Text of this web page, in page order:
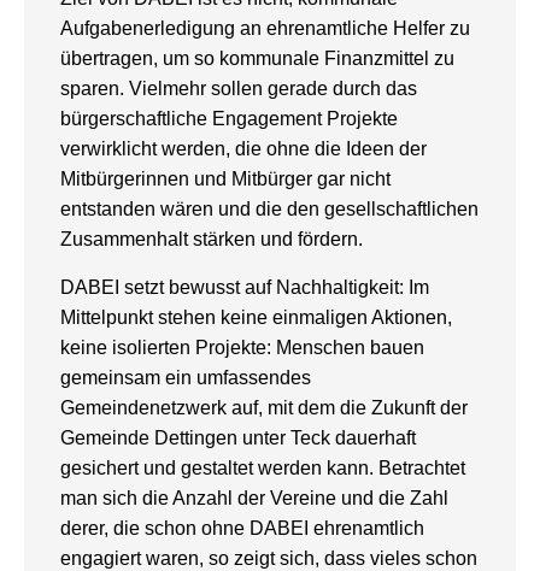
Aufgabenerledigung an ehrenamtliche Helfer zu
übertragen, um so kommunale Finanzmittel zu
sparen. Vielmehr sollen gerade durch das
bürgerschaftliche Engagement Projekte
verwirklicht werden, die ohne die Ideen der
Mitbürgerinnen und Mitbürger gar nicht
entstanden wären und die den gesellschaftlichen
Zusammenhalt stärken und fördern.
DABEI setzt bewusst auf Nachhaltigkeit: Im
Mittelpunkt stehen keine einmaligen Aktionen,
keine isolierten Projekte: Menschen bauen
gemeinsam ein umfassendes
Gemeindenetzwerk auf, mit dem die Zukunft der
Gemeinde Dettingen unter Teck dauerhaft
gesichert und gestaltet werden kann. Betrachtet
man sich die Anzahl der Vereine und die Zahl
derer, die schon ohne DABEI ehrenamtlich
engagiert waren, so zeigt sich, dass vieles schon